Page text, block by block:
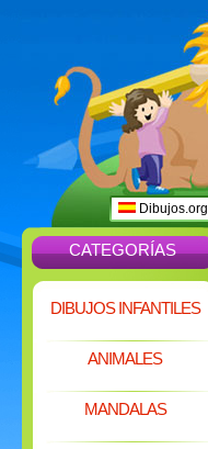
Dibujos.org
CATEGORÍAS
DIBUJOS INFANTILES
ANIMALES
MANDALAS